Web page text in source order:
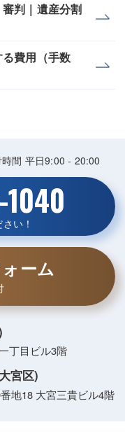
審判｜遺産分割
る費用（手数
時間 平日9:00 - 20:00
い！
ーム
丁目ビル3階
宮区)
地18 大宮三貴ビル4階